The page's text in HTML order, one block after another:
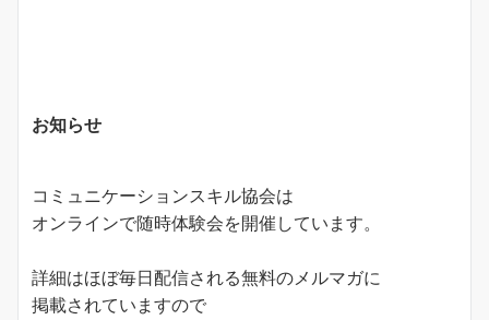
お知らせ
コミュニケーションスキル協会は
オンラインで随時体験会を開催しています。
詳細はほぼ毎日配信される無料のメルマガに
掲載されていますので